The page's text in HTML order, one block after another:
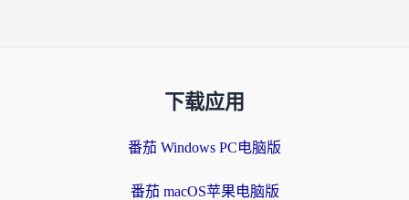
下载应用
番茄 Windows PC电脑版
番茄 macOS苹果电脑版